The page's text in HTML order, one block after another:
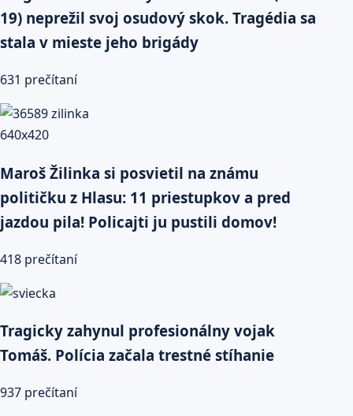
19) neprežil svoj osudový skok. Tragédia sa
stala v mieste jeho brigády
631 prečítaní
Maroš Žilinka si posvietil na známu
političku z Hlasu: 11 priestupkov a pred
jazdou pila! Policajti ju pustili domov!
418 prečítaní
Tragicky zahynul profesionálny vojak
Tomáš. Polícia začala trestné stíhanie
937 prečítaní